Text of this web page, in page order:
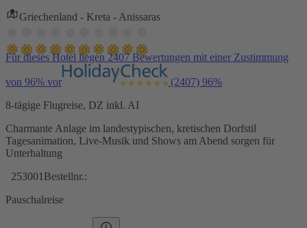
Griechenland - Kreta - Anissaras
Für dieses Hotel liegen 2407 Bewertungen mit einer Zustimmung
von 96% vor (2407) 96%
8-tägige Flugreise, DZ inkl. AI
Charmante Anlage im landestypischen, kretischen Dorfstil
Tagesanimation, Live-Musik und Shows am Abend sorgen für
Unterhaltung
253001 Bestellnr.:
Pauschalreise